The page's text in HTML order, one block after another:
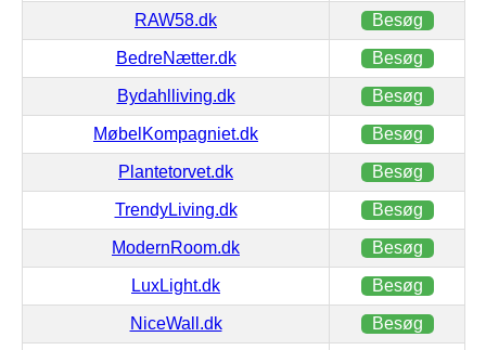
RAW58.dk Besøg
BedreNætter.dk Besøg
Bydahlliving.dk Besøg
MøbelKompagniet.dk Besøg
Plantetorvet.dk Besøg
TrendyLiving.dk Besøg
ModernRoom.dk Besøg
LuxLight.dk Besøg
NiceWall.dk Besøg